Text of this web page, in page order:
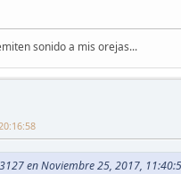
sonido a mis orejas...
en Noviembre 25, 2017,